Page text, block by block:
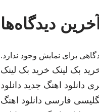
آخرین دیدگاه‌ها
برای نمایش وجود ندارد.
بک لینک خرید بک لینک
دانلود اهنگ جدید دانلود
فارسی دانلود اهنگ